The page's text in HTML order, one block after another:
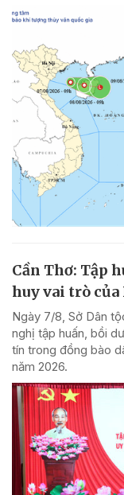
Cần Thơ: Tập
huy vai trò
Ngày 7/8, Sở Dân
nghị tập huấn, bồi
tín trong đồng bào
năm 2026.